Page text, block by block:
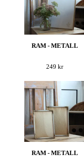
RAM - METALL
249 kr
RAM - METALL